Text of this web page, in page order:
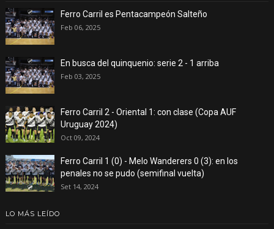
Ferro Carril es Pentacampeón Salteño
Feb 06, 2025
En busca del quinquenio: serie 2 - 1 arriba
Feb 03, 2025
Ferro Carril 2 - Oriental 1: con clase (Copa AUF
Uruguay 2024)
Oct 09, 2024
Ferro Carril 1 (0) - Melo Wanderers 0 (3): en los
penales no se pudo (semifinal vuelta)
Set 14, 2024
LO MÁS LEÍDO